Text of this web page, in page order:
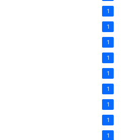
1
1
1
1
1
1
1
1
1